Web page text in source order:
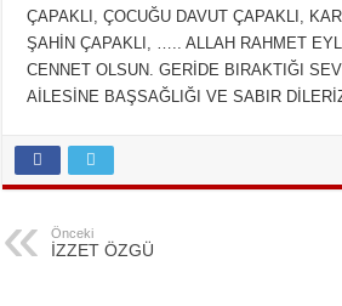
ÇAPAKLI, ÇOCUĞU DAVUT ÇAPAKLI,
ŞAHİN ÇAPAKLI, ….. ALLAH RAHMET
CENNET OLSUN. GERİDE BIRAKTIĞI
AİLESİNE BAŞSAĞLIĞI VE SABIR
Önceki
İZZET ÖZGÜ